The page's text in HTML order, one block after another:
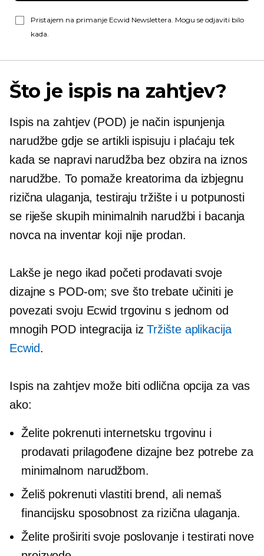
Pristajem na primanje Ecwid Newslettera. Mogu se odjaviti bilo
kada.
Što je ispis na zahtjev?
Ispis na zahtjev(POD) je način ispunjenja
narudžbe gdje se artikli ispisuju i plaćaju tek
kada se napravi narudžba bez obzira na iznos
narudžbe. To pomaže kreatorima da izbjegnu
rizična ulaganja, testiraju tržište i u potpunosti
se riješe skupih minimalnih narudžbi i bacanja
novca na inventar koji nije prodan.
Lakše je nego ikad početi prodavati svoje
dizajne s POD-om; sve što trebate učiniti je
povezati svoju Ecwid trgovinu s jednom od
mnogih POD integracija iz Tržište aplikacija
Ecwid.
Ispis na zahtjevmože biti odlična opcija za vas
ako:
Želite pokrenuti internetsku trgovinu i
prodavati prilagođene dizajne bez potrebe za
minimalnom narudžbom.
Želiš pokrenuti vlastiti brend, ali nemaš
financijsku sposobnost za rizična ulaganja.
Želite proširiti svoje poslovanje i testirati nove